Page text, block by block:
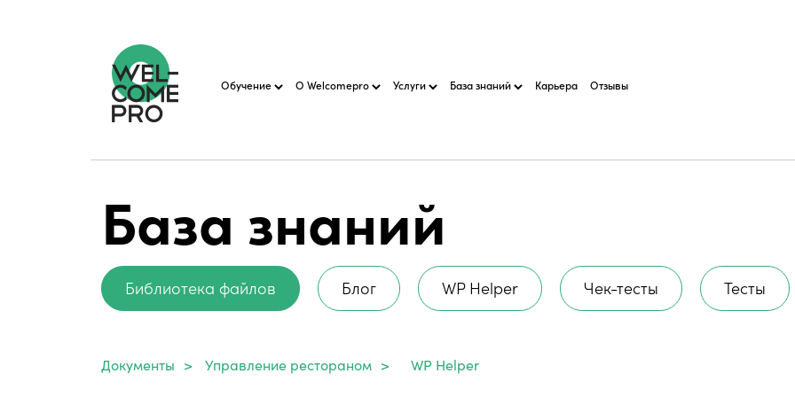
Обучение О Welcomepro Услуги База знаний Карьера Отзывы
База знаний
Библиотека файлов Блог WP Helper Чек-тесты Тесты
Документы > Управление рестораном > WP Helper